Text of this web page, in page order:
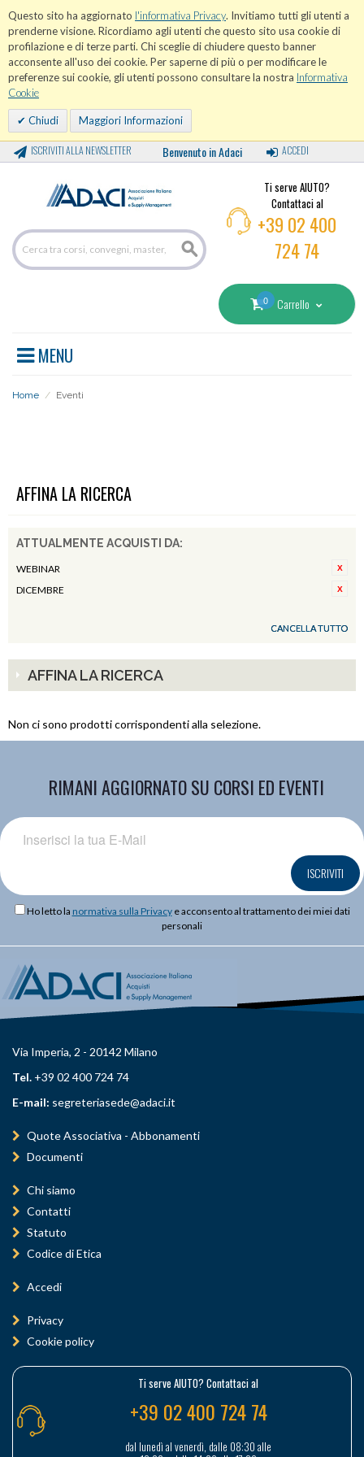
Questo sito ha aggiornato l'informativa Privacy. Invitiamo tutti gli utenti a
prenderne visione. Ricordiamo agli utenti che questo sito usa cookie di
profilazione e di terze parti. Chi sceglie di chiudere questo banner
acconsente all'uso dei cookie. Per saperne di più o per modificare le
preferenze sui cookie, gli utenti possono consultare la nostra Informativa
Cookie
Chiudi Maggiori Informazioni
ISCRIVITI ALLA NEWSLETTER Benvenuto in Adaci ACCEDI
Ti serve AIUTO?
Contattaci al
+39 02 400
724 74
0 Carrello
MENU
Home / Eventi
AFFINA LA RICERCA
ATTUALMENTE ACQUISTI DA:
WEBINAR
DICEMBRE
CANCELLA TUTTO
AFFINA LA RICERCA
Non ci sono prodotti corrispondenti alla selezione.
RIMANI AGGIORNATO SU CORSI ED EVENTI
ISCRIVITI
Ho letto la normativa sulla Privacye acconsento al trattamento dei miei dati
personali
Via Imperia, 2 - 20142 Milano
Tel. +39 02 400 724 74
E-mail: segreteriasede@adaci.it
Quote Associativa - Abbonamenti
Documenti
Chi siamo
Contatti
Statuto
Codice di Etica
Accedi
Privacy
Cookie policy
Ti serve AIUTO? Contattaci al
+39 02 400 724 74
dal lunedì al venerdì, dalle 08:30 alle